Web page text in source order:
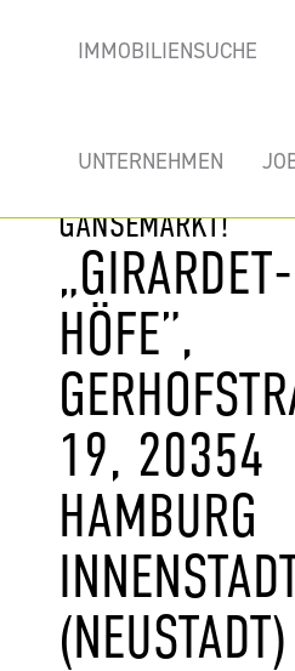
IMMOBILIENSUCHE
UNTERNEHMEN
„GIRARDET-
DACHTERRASSE
GÄNSEMARKT!
„GIRARDET-
HÖFE”,
9, 20354 H
AMBURG I
NNENSTADT
NEUSTADT)